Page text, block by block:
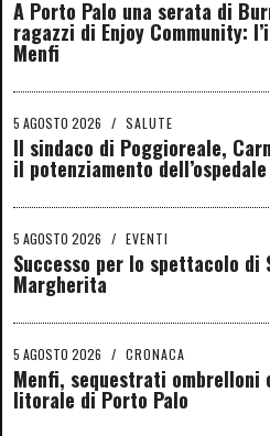
A Porto Palo una serata di
ragazzi di Enjoy Community:
Menfi
5 AGOSTO 2026 / SALUTE
Il sindaco di Poggioreale,
il potenziamento
5 AGOSTO 2026 / EVENTI
Successo per lo spettacolo di
Margherita
5 AGOSTO 2026 / CRONACA
Menfi, sequestrati
litorale di Porto Palo